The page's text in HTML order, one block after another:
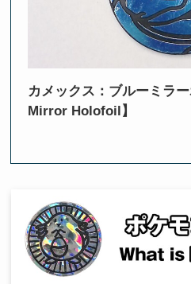
カメックス：ブルーミラ
Mirror Holofoil】